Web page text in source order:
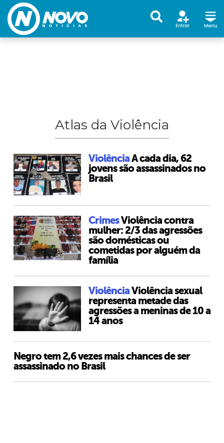
Atlas da Violência
ViolênciaA cada dia, 62
jovens são assassinados no
Brasil
CrimesViolência contra
mulher: 2/3 das agressões
são domésticas ou
cometidas por alguém da
família
ViolênciaViolência sexual
representa metade das
agressões a meninas de 10 a
14 anos
Negro tem 2,6 vezes mais chances de ser
assassinado no Brasil